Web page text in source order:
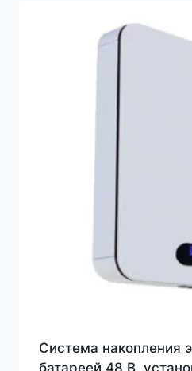
Система накопления
батареей 48 В,